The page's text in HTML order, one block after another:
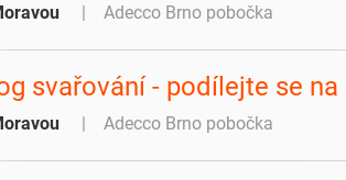
Adecco Brno pobočka
svařování - podílejte se
Adecco Brno pobočka